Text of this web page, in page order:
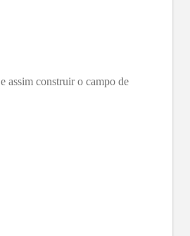
e assim construir o campo de